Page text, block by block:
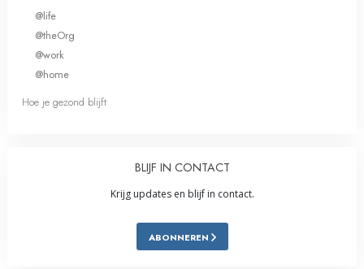
@life
@theOrg
@work
@home
Hoe je gezond blijft
BLIJF IN CONTACT
Krijg updates en blijf in contact.
ABONNEREN